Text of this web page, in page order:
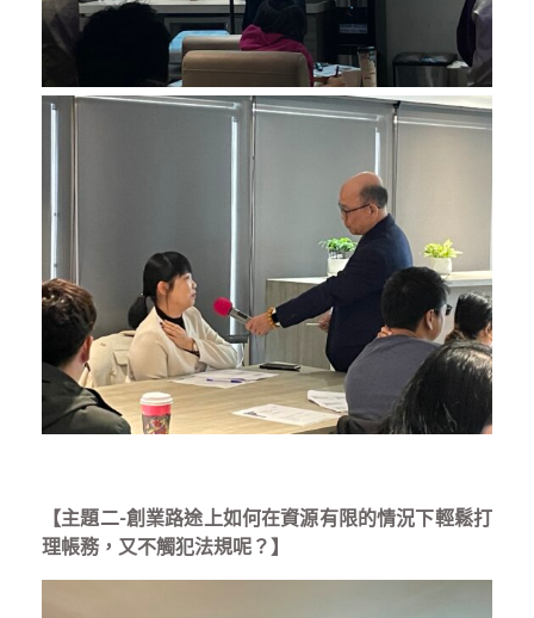
【主題二-創業路途上如何在資源有限的情況下輕鬆打
理帳務，又不觸犯法規呢？】